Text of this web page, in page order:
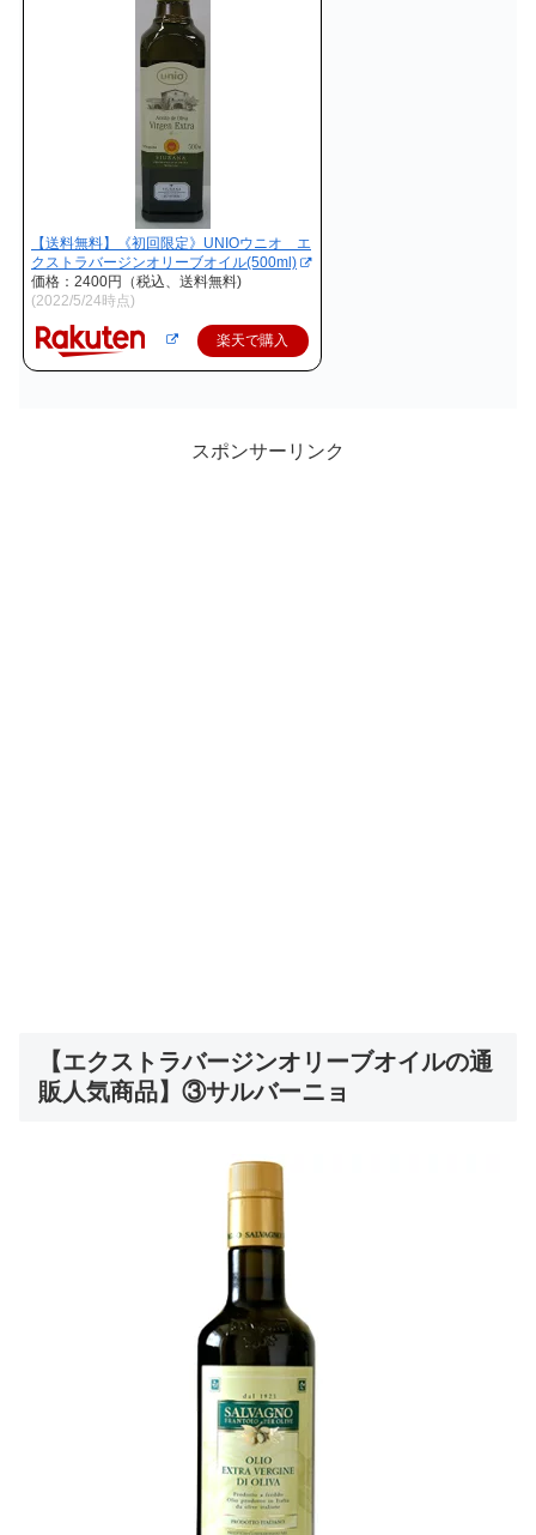
【送料無料】《初回限定》UNIOウニオ エ
クストラバージンオリーブオイル(500ml)
価格：2400円（税込、送料無料)
(2022/5/24時点)
楽天で購入
スポンサーリンク
【エクストラバージンオリーブオイルの通
販人気商品】③サルバーニョ